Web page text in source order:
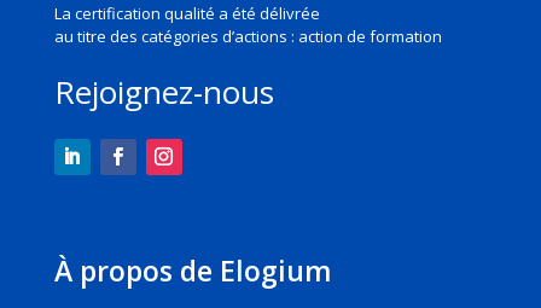
La certification qualité a été délivrée
au titre des catégories d’actions : action de formation
Rejoignez-nous
À propos de Elogium